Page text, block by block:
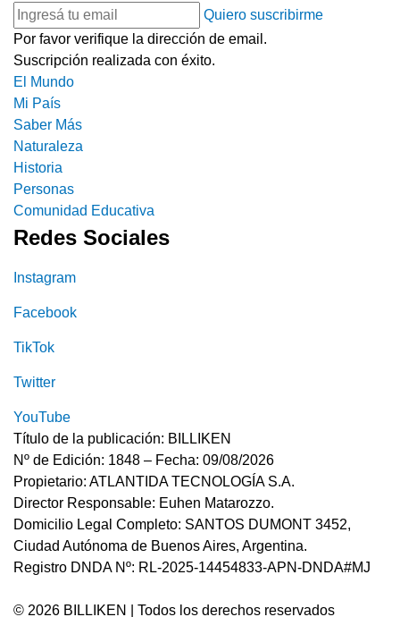
Quiero suscribirme
Por favor verifique la dirección de email.
Suscripción realizada con éxito.
El Mundo
Mi País
Saber Más
Naturaleza
Historia
Personas
Comunidad Educativa
Redes Sociales
Instagram
Facebook
TikTok
Twitter
YouTube
Título de la publicación: BILLIKEN
Nº de Edición: 1848 – Fecha: 09/08/2026
Propietario: ATLANTIDA TECNOLOGÍA S.A.
Director Responsable: Euhen Matarozzo.
Domicilio Legal Completo: SANTOS DUMONT 3452,
Ciudad Autónoma de Buenos Aires, Argentina.
Registro DNDA Nº: RL-2025-14454833-APN-DNDA#MJ
© 2026 BILLIKEN | Todos los derechos reservados